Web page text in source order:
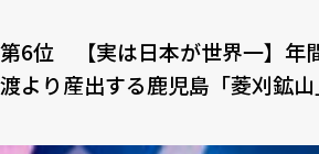
第6位 【実は⽇本が世界⼀】年
渡より産出する⿅児島「菱刈鉱⼭